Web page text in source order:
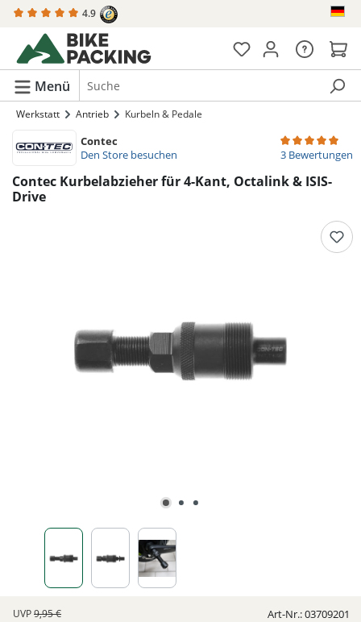
springen 4.9
Menü
Werkstatt Antrieb Kurbeln & Pedale
Contec
Den Store besuchen
Contec Kurbelabzieher für 4-Kant, Octalink & ISIS-
Drive
3 Bewertungen
UVP9,95 € Art-Nr.:03709201